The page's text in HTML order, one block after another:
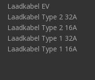
Laadkabel EV
Laadkabel Type 2 32A
Laadkabel Type 2 16A
Laadkabel Type 1 32A
Laadkabel Type 1 16A